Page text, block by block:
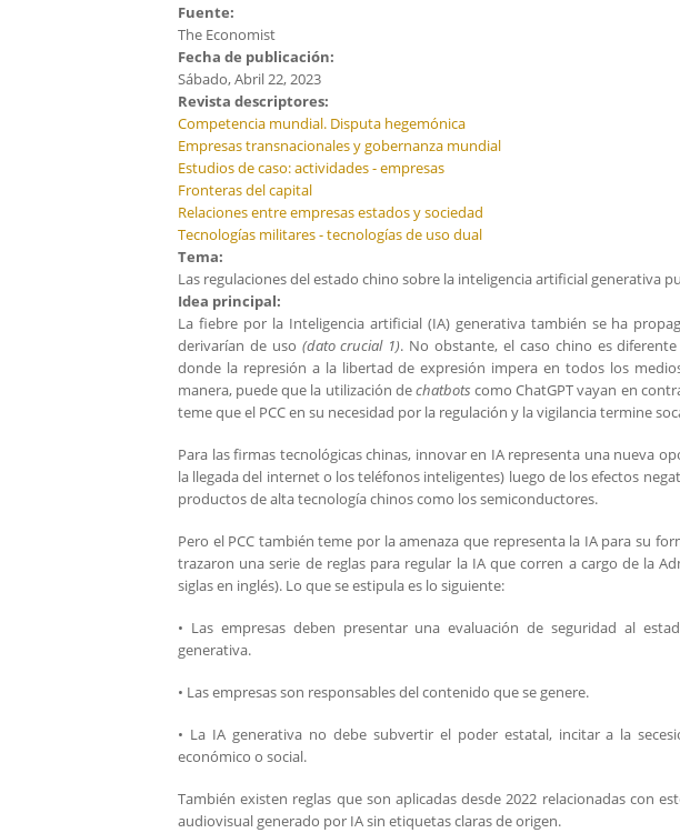
Fuente:
The Economist
Fecha de publicación:
Sábado, Abril 22, 2023
Revista descriptores:
Competencia mundial. Disputa hegemónica
Empresas transnacionales y gobernanza mundial
Estudios de caso: actividades - empresas
Fronteras del capital
Relaciones entre empresas estados y sociedad
Tecnologías militares - tecnologías de uso dual
Tema:
Las regulaciones del estado chino sobre la inteligencia artificial generativa
Idea principal:
La fiebre por la Inteligencia artificial (IA) generativa también se ha
derivarían de uso (dato crucial 1). No obstante, el caso chino es
donde la represión a la libertad de expresión impera en todos los
manera, puede que la utilización dechatbots como ChatGPT vayan en
teme que el PCC en su necesidad por la regulación y la vigilancia termine
Para las firmas tecnológicas chinas, innovar en IA representa una nueva
la llegada del internet o los teléfonos inteligentes) luego de los efectos
productos de alta tecnología chinos como los semiconductores.
Pero el PCC también teme por la amenaza que representa la IA para su
trazaron una serie de reglas para regular la IA que corren a cargo de la
siglas en inglés). Lo que se estipula es lo siguiente:
• Las empresas deben presentar una evaluación de seguridad al
generativa.
• Las empresas son responsables del contenido que se genere.
• La IA generativa no debe subvertir el poder estatal, incitar a la
económico o social.
También existen reglas que son aplicadas desde 2022 relacionadas con
audiovisual generado por IA sin etiquetas claras de origen.